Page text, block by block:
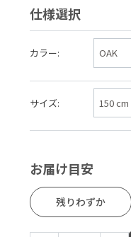
仕様選択
カラー:
サイズ:
お届け目安
残りわずか